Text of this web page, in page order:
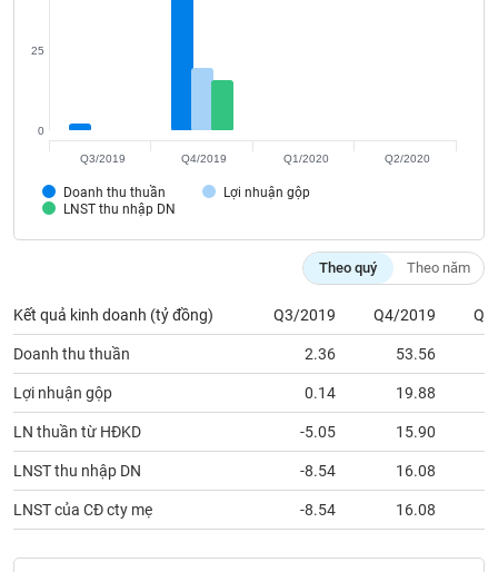
Doanh thu thuần
Lợi nhuận gộp
LNST thu nhập DN
0
25
Q3/2019 Q4/2019 Q1/2020 Q2/2020
Theo quý Theo năm
Kết quả kinh doanh (tỷ đồng) Q3/2019 Q4/2019
Doanh thu thuần 2.36 53.56
Lợi nhuận gộp 0.14 19.88
LN thuần từ HĐKD -5.05 15.90
LNST thu nhập DN -8.54 16.08
LNST của CĐ cty mẹ -8.54 16.08
Mã
chứng
khoán
(-)
Tất cả Cổ phiếu Chứng chỉ quỹ Chứng
đạo
(-)